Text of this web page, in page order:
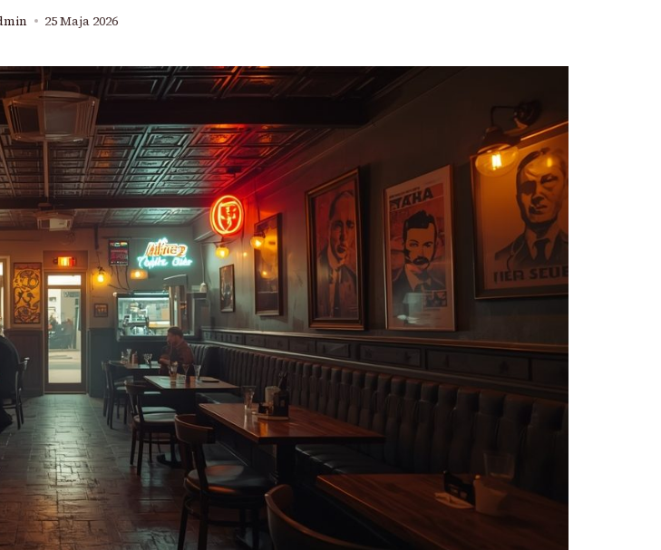
25 Maja 2026